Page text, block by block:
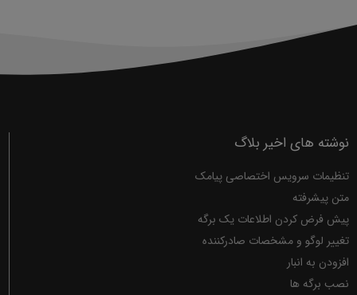
نوشته های اخیر بلاگ
تنظیمات سرویس اختصاصی پیامک
متن پیشرفته
پیش فرض کردن اطلاعات یک برگه
تغییر لوگو و مشخصات صادرکننده
افزودن به انبار
نصب برگه ها